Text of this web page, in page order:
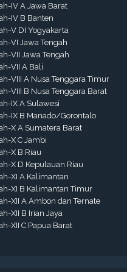
IV A Jawa Barat
IV B Banten
V DI Yogyakarta
VI Jawa Tengah
VII Jawa Tengah
VII A Bali
VIII A Nusa Tenggara Timur
VIII B Nusa Tenggara Barat
IX A Sulawesi
IX B Manado/Gorontalo
X A Sumatera Barat
X C Jambi
X B Riau
X D Kepulauan Riau
XI A Kalimantan
XI B Kalimantan Timur
XII A Ambon dan Ternate
XII B Irian Jaya
XII C Papua Barat